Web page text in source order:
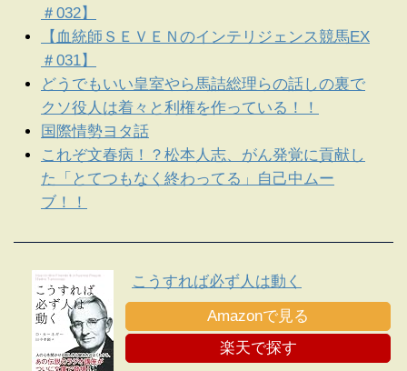
＃032】
【血統師ＳＥＶＥＮのインテリジェンス競馬EX
＃031】
どうでもいい皇室やら馬詰総理らの話しの裏で
クソ役人は着々と利権を作っている！！
国際情勢ヨタ話
これぞ文春病！？松本人志、がん発覚に貢献し
た「とてつもなく終わってる」自己中ムー
ブ！！
こうすれば必ず人は動く
Amazonで見る
楽天で探す